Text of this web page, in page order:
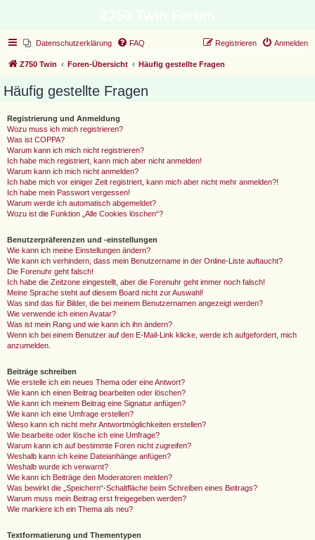
Datenschutzerklärung FAQ Anmelden
Registrieren
Z750 Twin Foren-Übersicht Häufig gestellte Fragen
Häufig gestellte Fragen
Registrierung und Anmeldung
Wozu muss ich mich registrieren?
Was ist COPPA?
Warum kann ich mich nicht registrieren?
Ich habe mich registriert, kann mich aber nicht anmelden!
Warum kann ich mich nicht anmelden?
Ich habe mich vor einiger Zeit registriert, kann mich aber nicht mehr anmelden?!
Ich habe mein Passwort vergessen!
Warum werde ich automatisch abgemeldet?
Wozu ist die Funktion „Alle Cookies löschen“?
Benutzerpräferenzen und -einstellungen
Wie kann ich meine Einstellungen ändern?
Wie kann ich verhindern, dass mein Benutzername in der Online-Liste auftaucht?
Die Forenuhr geht falsch!
Ich habe die Zeitzone eingestellt, aber die Forenuhr geht immer noch falsch!
Meine Sprache steht auf diesem Board nicht zur Auswahl!
Was sind das für Bilder, die bei meinem Benutzernamen angezeigt werden?
Wie verwende ich einen Avatar?
Was ist mein Rang und wie kann ich ihn ändern?
Wenn ich bei einem Benutzer auf den E-Mail-Link klicke, werde ich aufgefordert, mich
anzumelden.
Beiträge schreiben
Wie erstelle ich ein neues Thema oder eine Antwort?
Wie kann ich einen Beitrag bearbeiten oder löschen?
Wie kann ich meinem Beitrag eine Signatur anfügen?
Wie kann ich eine Umfrage erstellen?
Wieso kann ich nicht mehr Antwortmöglichkeiten erstellen?
Wie bearbeite oder lösche ich eine Umfrage?
Warum kann ich auf bestimmte Foren nicht zugreifen?
Weshalb kann ich keine Dateianhänge anfügen?
Weshalb wurde ich verwarnt?
Wie kann ich Beiträge den Moderatoren melden?
Was bewirkt die „Speichern“-Schaltfläche beim Schreiben eines Beitrags?
Warum muss mein Beitrag erst freigegeben werden?
Wie markiere ich ein Thema als neu?
Textformatierung und Thementypen